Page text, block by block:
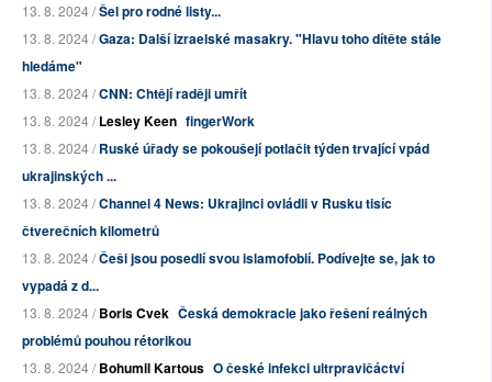
13. 8. 2024 /Šel pro rodné listy...
13. 8. 2024 /Gaza: Další izraelské masakry. "Hlavu toho dítěte stále
hledáme"
13. 8. 2024 /CNN: Chtějí raději umřít
13. 8. 2024 /Lesley Keen fingerWork
13. 8. 2024 /Ruské úřady se pokoušejí potlačit týden trvající vpád
ukrajinských ...
13. 8. 2024 /Channel 4 News: Ukrajinci ovládli v Rusku tisíc
čtverečních kilometrů
13. 8. 2024 /Češi jsou posedlí svou islamofobií. Podívejte se, jak to
vypadá z d...
13. 8. 2024 /Boris Cvek Česká demokracie jako řešení reálných
problémů pouhou rétorikou
13. 8. 2024 /Bohumil Kartous O české infekci ultrpravičáctví